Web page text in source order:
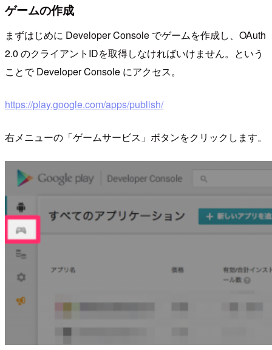
ゲームの作成
まずはじめに Developer Console でゲームを作成し、OAuth
2.0 のクライアントIDを取得しなければいけません。という
ことで Developer Console にアクセス。
https://play.google.com/apps/publish/
右メニューの「ゲームサービス」ボタンをクリックします。